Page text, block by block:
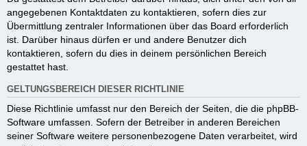
angegebenen Kontaktdaten zu kontaktieren, sofern dies zur
Übermittlung zentraler Informationen über das Board erforderlich
ist. Darüber hinaus dürfen er und andere Benutzer dich
kontaktieren, sofern du dies in deinem persönlichen Bereich
gestattet hast.
GELTUNGSBEREICH DIESER RICHTLINIE
Diese Richtlinie umfasst nur den Bereich der Seiten, die die phpBB-
Software umfassen. Sofern der Betreiber in anderen Bereichen
seiner Software weitere personenbezogene Daten verarbeitet, wird